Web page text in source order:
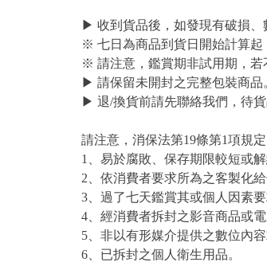
▶ 收到貨品後，如發現有破損、
※ 七日為商品到貨日開始計算起
※ 請注意，鑑賞期非試用期，若
▶ 請保留未開封之完整包裝商品
▶ 退/換貨前請先聯絡我們，待
請注意，消保法第19條第1項規
1、易於腐敗、保存期限較短或解
2、依消費者要求所為之客製化給
3、過了七天鑑賞其或個人因素
4、經消費者拆封之影音商品或電
5、非以有形媒介提供之數位內
6、已拆封之個人衛生用品。